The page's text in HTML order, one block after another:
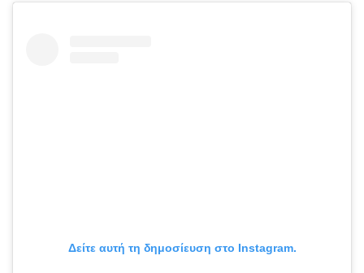
Δείτε αυτή τη δημοσίευση στο Instagram.